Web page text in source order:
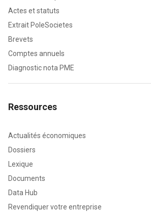
Actes et statuts
Extrait PoleSocietes
Brevets
Comptes annuels
Diagnostic nota PME
Ressources
Actualités économiques
Dossiers
Lexique
Documents
Data Hub
Revendiquer votre entreprise